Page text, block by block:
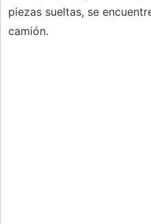
piezas sueltas, se
camión.